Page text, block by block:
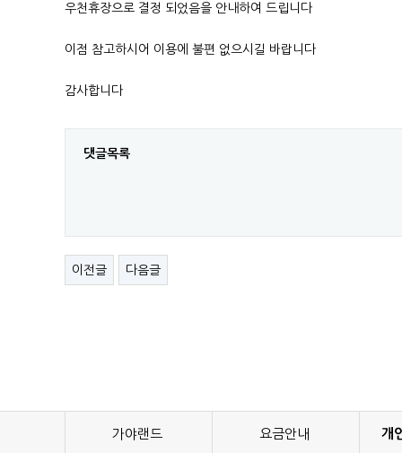
우천휴장으로 결정 되었음을 안내하여 드립니다
이점 참고하시어 이용에 불편 없으시길 바랍니다
감사합니다
댓글목록
이전글 다음글
가야랜드 요금안내 개